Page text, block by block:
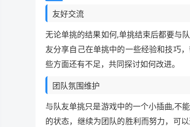
友好交流
无论单挑的结果如何,单挑结束后都要与
友分享自己在单挑中的一些经验和技巧
些方面还有不足，共同探讨如何改进。
团队氛围维护
与队友单挑只是游戏中的一个小插曲,不
的状态，继续为团队的胜利而努力，可